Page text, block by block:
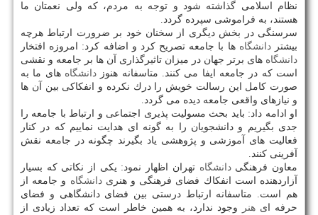
نظام اسلامی گذاشته شود و توجه به مردم، كه ولی نعمتان ما
هستند، به فراموشی سپرده گردد.
سرسنگی در بخش دیگری از سخنان خود بر ضرورت ارتباط هرچه
بیشتردانشگاه ها با جامعه تصریح كرد و اضافه كرد: امروزه افتخار
دانشگاه های برتر جهان در میزان تاثیرگذاری آن ها بر جامعه و نقشی
است كه در جامعه ایفا می كنند. متاسفانه هنوز دانشگاه های ما به
صورت كامل این رسالت خویش را درك نكرده و انفكاكی بین آن ها
و نیازهای واقعی جامعه دیده می گردد.
او ادامه داد: باید بحث مسولیت پذیری اجتماعی و ارتباط با جامعه را
جدی بگیریم و دانشجویان را به گونه ای هدایت نماییم كه در كنار
فعالیت های آموزشی و پژوهشی یاد بگیرند چگونه در جامعه نقش
آفرینی كنند.
معاون فرهنگیدانشگاه تهران اظهار نمود: یكی از نكاتی كه بسیار
آزاردهنده است انفكاك فضای فرهنگی و هنریدانشگاه و جامعه از
هم است. متاسفانه ارتباط درستی بین فضای دانشگاهی و فضای
حرفه ای هنر
وجود ندارد، به همین خاطر است كه تعداد زیادی از